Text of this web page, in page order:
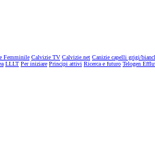
Femminile Calvizie TV Calvizie.net Canizie capelli grigi/
LLLT Per iniziare Principi attivi Ricerca e futuro Telogen